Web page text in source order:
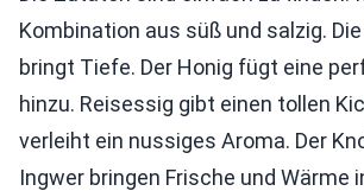
Kombination aus süß und salzig.
bringt Tiefe. Der Honig fügt eine
hinzu. Reisessig gibt einen tollen
verleiht ein nussiges Aroma. Der
Ingwer bringen Frische und Wärme